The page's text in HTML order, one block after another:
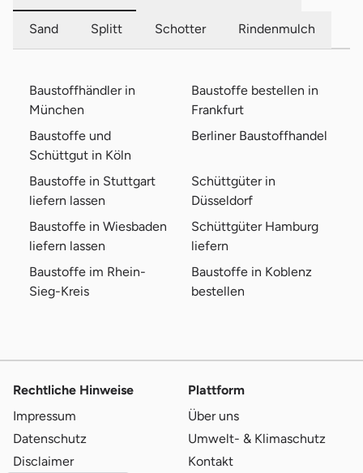
Sand Splitt Schotter Rindenmulch
Baustoffhändler in
München
Baustoffe bestellen in
Frankfurt
Baustoffe und
Schüttgut in Köln
Berliner Baustoffhandel
Baustoffe in Stuttgart
liefern lassen
Schüttgüter in
Düsseldorf
Baustoffe in Wiesbaden
liefern lassen
Schüttgüter Hamburg
liefern
Baustoffe im Rhein-
Sieg-Kreis
Baustoffe in Koblenz
bestellen
Rechtliche Hinweise
Impressum
Datenschutz
Disclaimer
Plattform
Über uns
Umwelt- & Klimaschutz
Kontakt